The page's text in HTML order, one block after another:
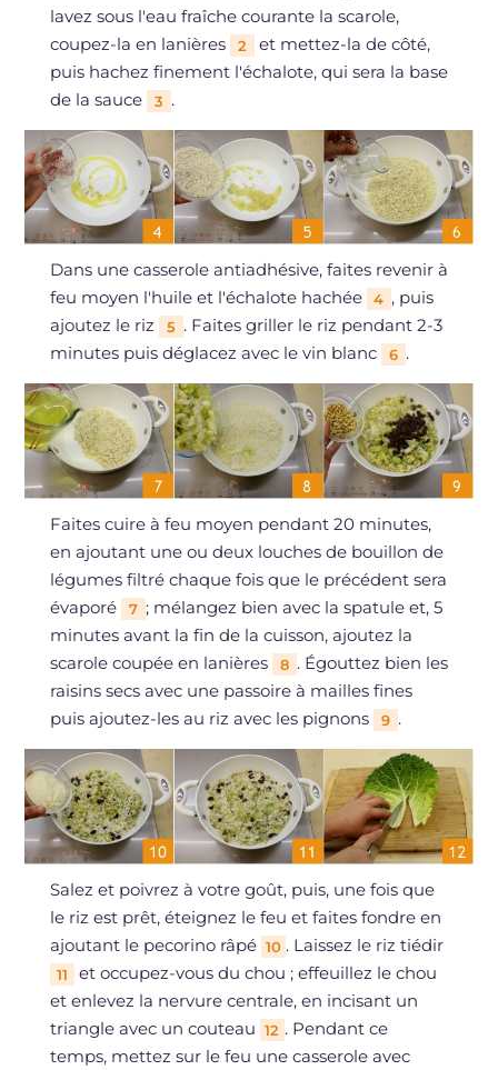
lavez sous l'eau fraîche courante la scarole,
coupez-la en lanières
2
et mettez-la de côté,
puis hachez finement l'échalote, qui sera la base
de la sauce
3 .
Dans une casserole antiadhésive, faites revenir à
feu moyen l'huile et l'échalote hachée
4 , puis
ajoutez le riz
5 . Faites griller le riz pendant 2-3
minutes puis déglacez avec le vin blanc
6 .
Faites cuire à feu moyen pendant 20 minutes,
en ajoutant une ou deux louches de bouillon de
légumes filtré chaque fois que le précédent sera
évaporé
7 ; mélangez bien avec la spatule et, 5
minutes avant la fin de la cuisson, ajoutez la
scarole coupée en lanières
8 . Égouttez bien les
raisins secs avec une passoire à mailles fines
puis ajoutez-les au riz avec les pignons
9 .
Salez et poivrez à votre goût, puis, une fois que
le riz est prêt, éteignez le feu et faites fondre en
ajoutant le pecorino râpé 10 . Laissez le riz tiédir
11
et occupez-vous du chou ; effeuillez le chou
et enlevez la nervure centrale, en incisant un
triangle avec un couteau 12 . Pendant ce
temps, mettez sur le feu une casserole avec